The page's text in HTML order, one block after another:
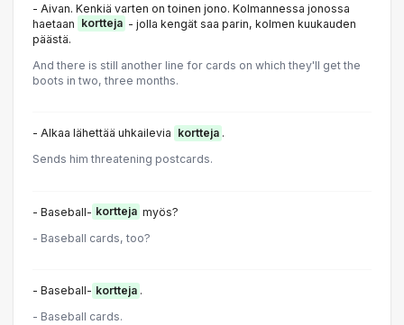
- Aivan. Kenkiä varten on toinen jono. Kolmannessa jonossa
haetaan kortteja - jolla kengät saa parin, kolmen kuukauden
päästä.
And there is still another line for cards on which they'll get the
boots in two, three months.
- Alkaa lähettää uhkailevia kortteja .
Sends him threatening postcards.
- Baseball- kortteja myös?
- Baseball cards, too?
- Baseball- kortteja .
- Baseball cards.